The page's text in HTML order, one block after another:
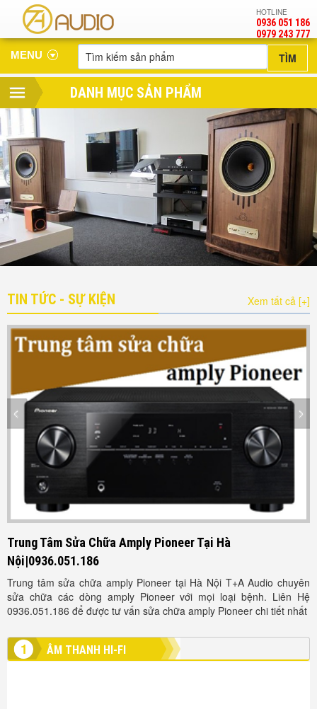
HOTLINE
0936 051 186
‎0979 243 777
MENU
DANH MỤC SẢN PHẨM
TIN TỨC - SỰ KIỆN Xem tất cả [+]
Trung Tâm Sửa Chữa Amply Pioneer Tại Hà
Nội|0936.051.186
Trung tâm sửa chữa amply Pioneer tại Hà Nội T+A Audio chuyên
sửa chữa các dòng amply Pioneer với mọi loại bệnh. Liên Hệ
0936.051.186 để được tư vấn sửa chữa amply Pioneer chi tiết nhất
1 ÂM THANH HI-FI